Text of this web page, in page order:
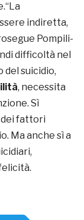
indiretta,
Pompili-
difficoltà nel
del suicidio,
, necessita
Sì
dei fattori
Ma anche sì a